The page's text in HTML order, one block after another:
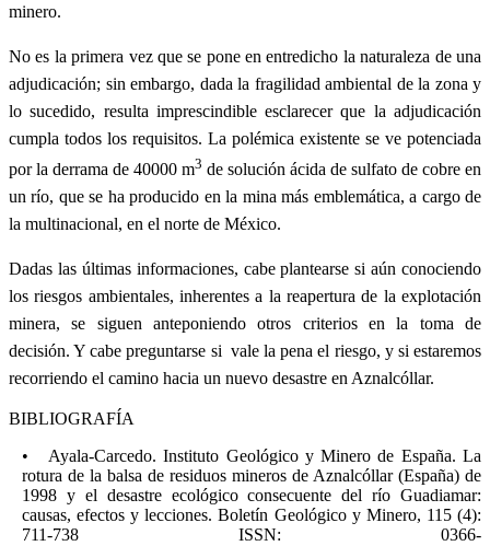
minero.
No es la primera vez que se pone en entredicho la naturaleza de una
adjudicación; sin embargo, dada la fragilidad ambiental de la zona y
lo sucedido, resulta imprescindible esclarecer que la adjudicación
cumpla todos los requisitos. La polémica existente se ve potenciada
por la derrama de 40000 m3 de solución ácida de sulfato de cobre en
un río, que se ha producido en la mina más emblemática, a cargo de
la multinacional, en el norte de México.
Dadas las últimas informaciones, cabe plantearse si aún conociendo
los riesgos ambientales, inherentes a la reapertura de la explotación
minera, se siguen anteponiendo otros criterios en la toma de
decisión. Y cabe preguntarse si vale la pena el riesgo, y si estaremos
recorriendo el camino hacia un nuevo desastre en Aznalcóllar.
BIBLIOGRAFÍA
• Ayala-Carcedo. Instituto Geológico y Minero de España. La
rotura de la balsa de residuos mineros de Aznalcóllar (España) de
1998 y el desastre ecológico consecuente del río Guadiamar:
causas, efectos y lecciones. Boletín Geológico y Minero, 115 (4):
711-738 ISSN: 0366-